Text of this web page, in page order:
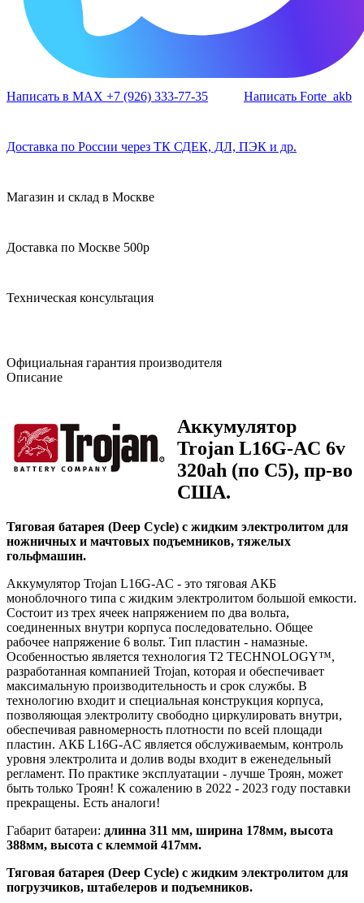
Написать в MAX +7 (926) 333-77-35 Написать Forte_akb
Доставка по России через ТК СДЕК, ДЛ, ПЭК и др.
Магазин и склад в Москве
Доставка по Москве 500р
Техническая консультация
Официальная гарантия производителя
Описание
Аккумулятор
Trojan L16G-AC 6v
320ah (по С5), пр-во
США.
Тяговая батарея (Deep Cycle) с жидким электролитом для
ножничных и мачтовых подъемников, тяжелых
гольфмашин.
Аккумулятор Trojan L16G-AC - это тяговая АКБ
моноблочного типа с жидким электролитом большой емкости.
Состоит из трех ячеек напряжением по два вольта,
соединенных внутри корпуса последовательно. Общее
рабочее напряжение 6 вольт. Тип пластин - намазные.
Особенностью является технология T2 TECHNOLOGY™,
разработанная компанией Trojan, которая и обеспечивает
максимальную производительность и срок службы. В
технологию входит и специальная конструкция корпуса,
позволяющая электролиту свободно циркулировать внутри,
обеспечивая равномерность плотности по всей площади
пластин. АКБ L16G-AC является обслуживаемым, контроль
уровня электролита и долив воды входит в еженедельный
регламент. По практике эксплуатации - лучше Троян, может
быть только Троян! К сожалению в 2022 - 2023 году поставки
прекращены. Есть аналоги!
Габарит батареи: длинна 311 мм, ширина 178мм, высота
388мм, высота с клеммой 417мм.
Тяговая батарея (Deep Cycle) с жидким электролитом для
погрузчиков, штабелеров и подъемников.